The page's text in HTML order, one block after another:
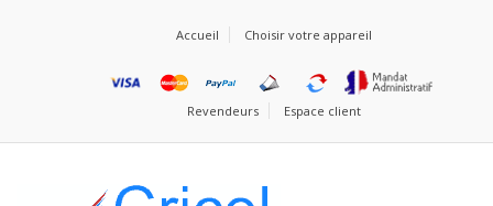
Accueil Choisir votre appareil
Revendeurs Espace client